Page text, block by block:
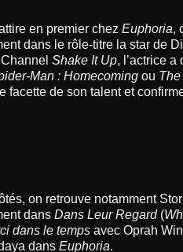
en premier chez Euphoria,
dans le rôle-titre la star de
Shake It Up, l’actrice
Man : Homecoming ou
facette de son talent et
on retrouve notamment
dans Dans Leur Regard(
dans le temps avec Oprah
dans Euphoria.